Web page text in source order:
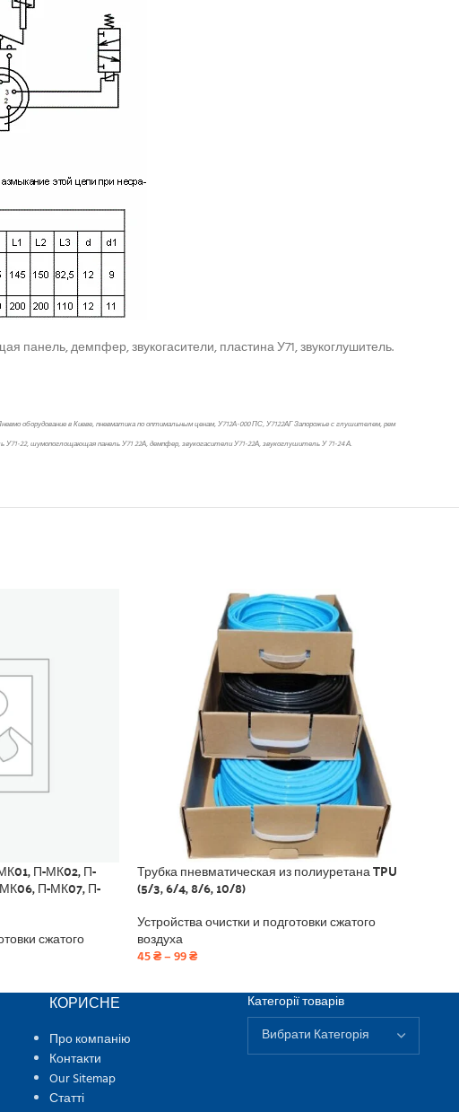
демпфер, звукогасители, пластина У71, звукоглушитель.
оборудование в Киеве, пневматика по оптимальным ценам, У712А-000 ПС, У7122АГ Запорожье с глушителем, рем
22, шумопоглощающая панель У71 22А, демпфер, звукогасители У71-22А, звукоглушитель У 71-24 А.
П-МК02, П-
П-МК07, П-
сжатого
Трубка пневматическая из полиуретана TPU
(5/3, 6/4, 8/6, 10/8)
Устройства очистки и подготовки сжатого
воздуха
45₴–99₴
КОРИСНЕ
Про компанію
Контакти
Our Sitemap
Статті
Категорії товарів